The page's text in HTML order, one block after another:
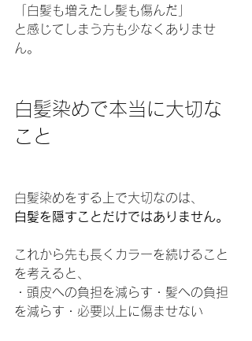
「白髪も増えたし髪も傷んだ」
と感じてしまう方も少なくありませ
ん。
白髪染めで本当に大切な
こと
白髪染めをする上で大切なのは、
白髪を隠すことだけではありません。
これから先も長くカラーを続けること
を考えると、
・頭皮への負担を減らす・髪への負担
を減らす・必要以上に傷ませない